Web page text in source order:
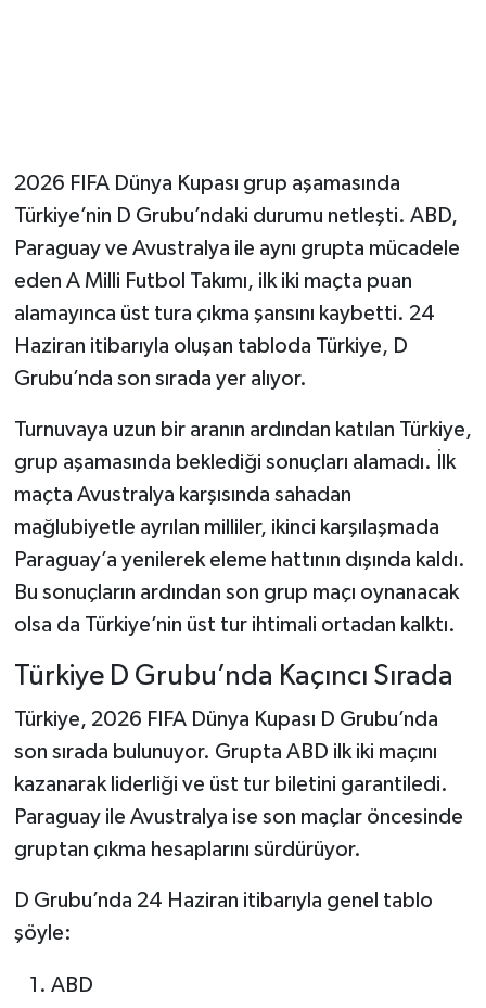
2026 FIFA Dünya Kupası grup aşamasında
Türkiye’nin D Grubu’ndaki durumu netleşti. ABD,
Paraguay ve Avustralya ile aynı grupta mücadele
eden A Milli Futbol Takımı, ilk iki maçta puan
alamayınca üst tura çıkma şansını kaybetti. 24
Haziran itibarıyla oluşan tabloda Türkiye, D
Grubu’nda son sırada yer alıyor.
Turnuvaya uzun bir aranın ardından katılan Türkiye,
grup aşamasında beklediği sonuçları alamadı. İlk
maçta Avustralya karşısında sahadan
mağlubiyetle ayrılan milliler, ikinci karşılaşmada
Paraguay’a yenilerek eleme hattının dışında kaldı.
Bu sonuçların ardından son grup maçı oynanacak
olsa da Türkiye’nin üst tur ihtimali ortadan kalktı.
Türkiye D Grubu’nda Kaçıncı Sırada
Türkiye, 2026 FIFA Dünya Kupası D Grubu’nda
son sırada bulunuyor. Grupta ABD ilk iki maçını
kazanarak liderliği ve üst tur biletini garantiledi.
Paraguay ile Avustralya ise son maçlar öncesinde
gruptan çıkma hesaplarını sürdürüyor.
D Grubu’nda 24 Haziran itibarıyla genel tablo
şöyle:
ABD